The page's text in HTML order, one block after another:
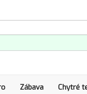
Zábava Chytré